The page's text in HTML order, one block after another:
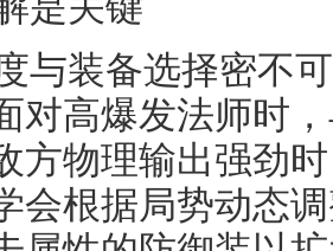
与装备选择密不
对高爆发法师时
方物理输出强劲
会根据局势动态